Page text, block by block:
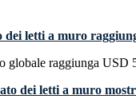
dei letti a muro
globale raggiunga
dei letti a muro